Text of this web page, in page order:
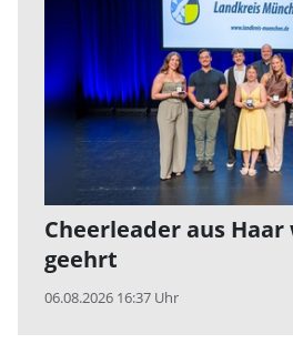
Cheerleader aus
geehrt
06.08.2026 16:37 Uhr